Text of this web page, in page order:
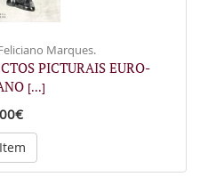
Marques.
PICTURAIS EURO-
[...]